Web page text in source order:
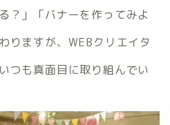
？」「バナーを作ってみよ
りますが、WEBクリエイタ
つも真面目に取り組んでい